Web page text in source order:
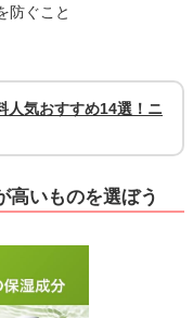
防ぐこと
人気おすすめ14選！ニ
高いものを選ぼう